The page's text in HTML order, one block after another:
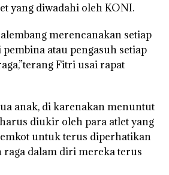
yang diwadahi oleh KONI.
merencanakan setiap
atau pengasuh setiap
Fitri usai rapat
anak, di karenakan menuntut
diukir oleh para atlet yang
untuk terus diperhatikan
raga dalam diri mereka terus